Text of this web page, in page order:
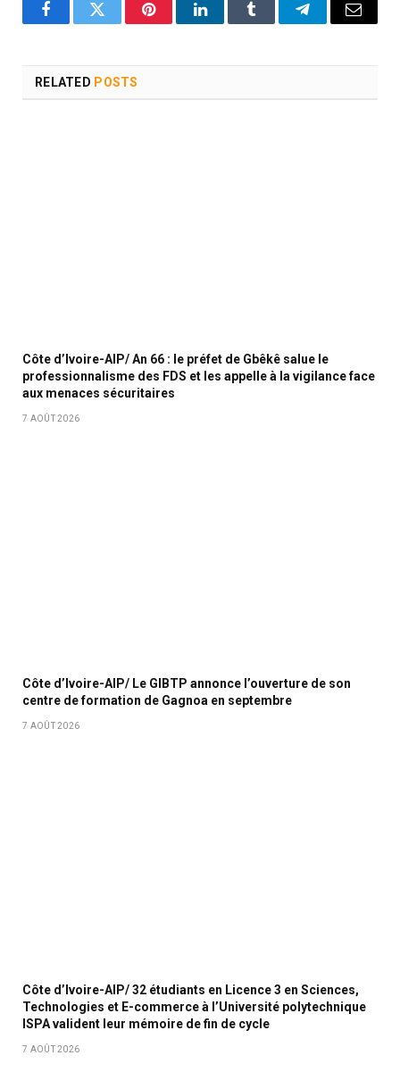
FacebookTwitter PinterestLinkedInTumblr TelegramEmail
RELATED POSTS
Côte d’Ivoire-AIP/ An 66 : le préfet de Gbêkê salue le
professionnalisme des FDS et les appelle à la vigilance face
aux menaces sécuritaires
7 AOÛT 2026
Côte d’Ivoire-AIP/ Le GIBTP annonce l’ouverture de son
centre de formation de Gagnoa en septembre
7 AOÛT 2026
Côte d’Ivoire-AIP/ 32 étudiants en Licence 3 en Sciences,
Technologies et E-commerce à l’Université polytechnique
ISPA valident leur mémoire de fin de cycle
7 AOÛT 2026